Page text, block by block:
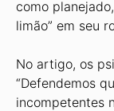
como
limão” em seu
No artigo, os
“Defendemos
incompetentes